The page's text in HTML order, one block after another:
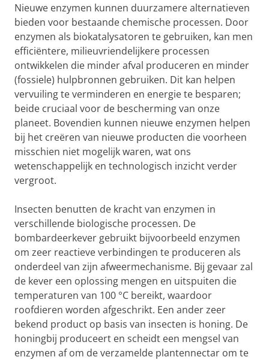
Nieuwe enzymen kunnen duurzamere alternatieven
bieden voor bestaande chemische processen. Door
enzymen als biokatalysatoren te gebruiken, kan men
efficiëntere, milieuvriendelijkere processen
ontwikkelen die minder afval produceren en minder
(fossiele) hulpbronnen gebruiken. Dit kan helpen
vervuiling te verminderen en energie te besparen;
beide cruciaal voor de bescherming van onze
planeet. Bovendien kunnen nieuwe enzymen helpen
bij het creëren van nieuwe producten die voorheen
misschien niet mogelijk waren, wat ons
wetenschappelijk en technologisch inzicht verder
vergroot.
Insecten benutten de kracht van enzymen in
verschillende biologische processen. De
bombardeerkever gebruikt bijvoorbeeld enzymen
om zeer reactieve verbindingen te produceren als
onderdeel van zijn afweermechanisme. Bij gevaar zal
de kever een oplossing mengen en uitspuiten die
temperaturen van 100 °C bereikt, waardoor
roofdieren worden afgeschrikt. Een ander zeer
bekend product op basis van insecten is honing. De
honingbij produceert en scheidt een mengsel van
enzymen af om de verzamelde plantennectar om te